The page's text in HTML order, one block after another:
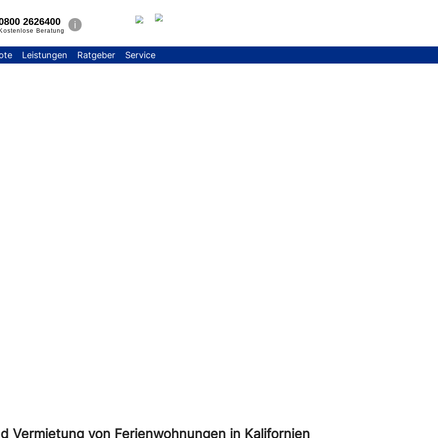
2626400
Kostenlose Beratung
ℹ
Leistungen Ratgeber Service
Vermietung von Ferienwohnungen in Kalifornien